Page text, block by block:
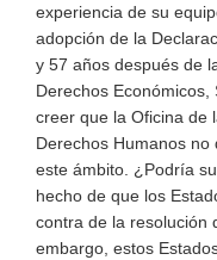
experiencia de su
adopción de la
y 57 años después de
Derechos Económicos,
creer que la Oficina de
Derechos Humanos
este ámbito. ¿Podría
hecho de que los
contra de la resolución
embargo, estos